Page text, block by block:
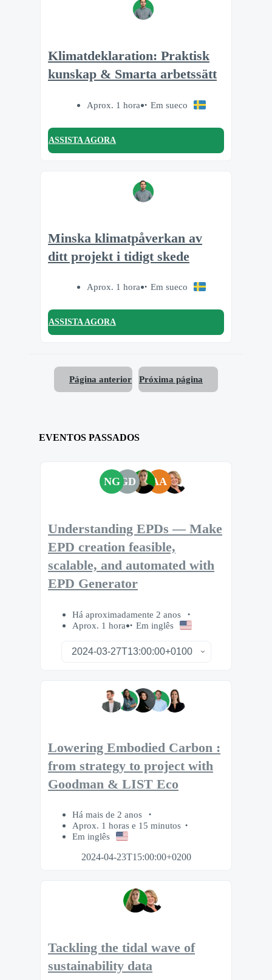
Klimatdeklaration: Praktisk
kunskap & Smarta arbetssätt
Aprox. 1 hora Em sueco
ASSISTA AGORA
Minska klimatpåverkan av
ditt projekt i tidigt skede
Aprox. 1 hora Em sueco
ASSISTA AGORA
Página anterior Próxima página
EVENTOS PASSADOS
NGGD AA
Understanding EPDs — Make
EPD creation feasible,
scalable, and automated with
EPD Generator
Há aproximadamente 2 anos
Aprox. 1 hora
Em inglês
Lowering Embodied Carbon :
from strategy to project with
Goodman & LIST Eco
Há mais de 2 anos
Aprox. 1 horas e 15 minutos
Em inglês
2024-04-23T15:00:00+0200
Tackling the tidal wave of
sustainability data